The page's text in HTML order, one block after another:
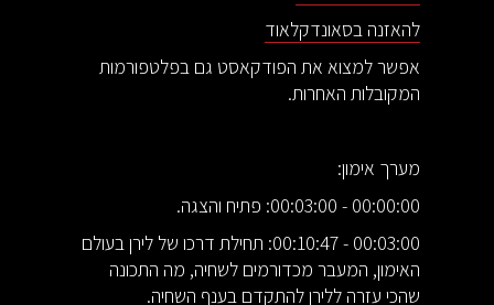
להאזנה בסאונדקלאוד
אפשר למצוא את הפודקאסט גם בפלטפורמות
המקובלות האחרות.
מערך אימון:
00:00:00 - 00:03:00: פתיח והצגה.
00:03:00 - 00:10:47: תחילת דרכו של לירן בעולם
האימון, המעבר מכדורמים לשחיה, מה התכונה
שהכי עזרה ללירן להתקדם בענף השחיה.